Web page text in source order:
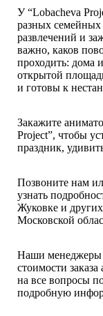
У “Lobacheva
разных
развлечений и
важно, каков
проходить: дома
открытой
и готовы к
Закажите
Project”, чтобы
праздник,
Позвоните нам
узнать
Жуковке и
Московской
Наши менеджеры
стоимости
на все вопросы
подробную